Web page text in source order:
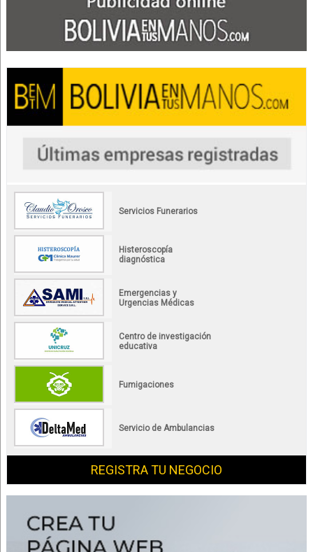
Servicios Funerarios
Histeroscopía
diagnóstica
Emergencias y
Urgencias Médicas
Centro de investigación
educativa
Fumigaciones
Servicio de Ambulancias
REGISTRA TU NEGOCIO